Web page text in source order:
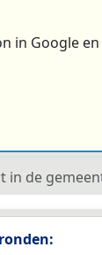
in Google
in de